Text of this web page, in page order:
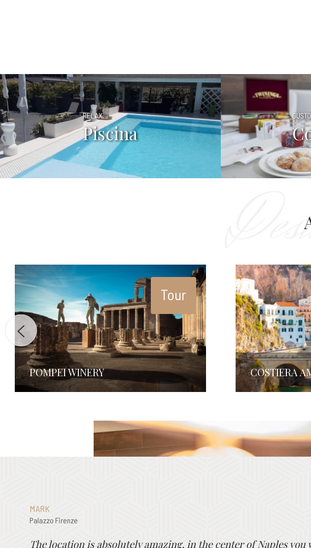
RELAX
Piscina
Tour
POMPEI WINERY COSTIERA
MARK
Palazzo Firenze
The location is absolutely amazing, in the center of Naples you